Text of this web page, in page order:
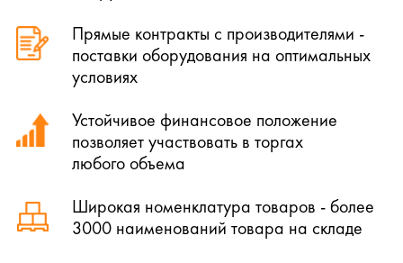
Прямые контракты с производителями -
поставки оборудования на оптимальных
условиях
Устойчивое финансовое положение
позволяет участвовать в торгах
любого объема
Широкая номенклатура товаров - более
3000 наименований товара на складе